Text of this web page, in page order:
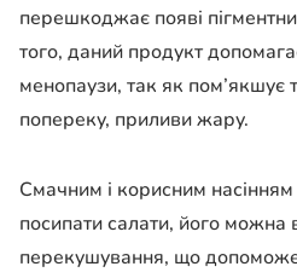
перешкоджає появі
того, даний продукт
менопаузи, так як пом’якшує
попереку, приливи жару.
Смачним і корисним
посипати салати, його можна
перекушування, що допоможе